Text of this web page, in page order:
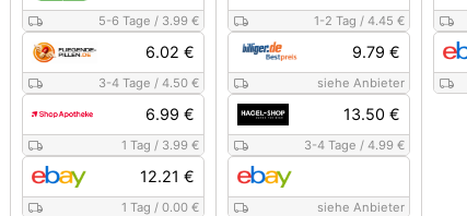
5-6 Tage / 3.99 €
6.02 €
3-4 Tage / 4.50 €
6.99 €
1 Tag / 3.99 €
12.21 €
1 Tag / 0.00 €
1-2 Tag / 4.45 €
9.79 €
siehe Anbieter
13.50 €
3-4 Tage / 4.99 €
siehe Anbieter